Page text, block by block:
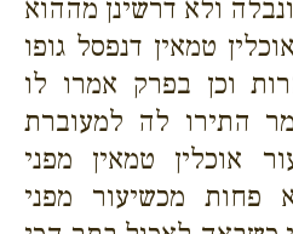
ולא דרשינן מההוא
טמאין דנפסל גופו
וכן בפרק אמרו לו
התירו לה למעוברת
אוכלין טמאין מפני
פחות מכשיעור מפני